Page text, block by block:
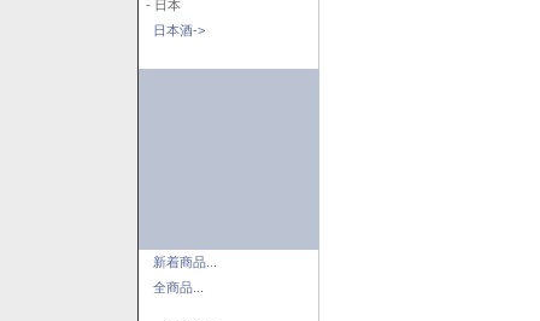
- 日本
日本酒->
新着商品...
全商品...